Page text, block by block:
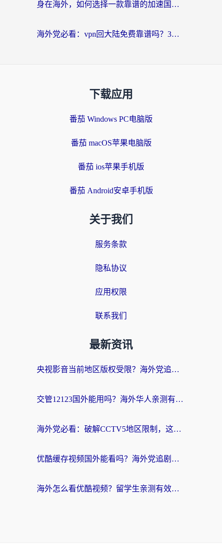
身在海外，如何选择一款靠谱的加速国内网络的加速器？
海外党必看：vpn回大陆免费靠谱吗？3步选对加速器实现无缝刷国内资源
下载应用
番茄 Windows PC电脑版
番茄 macOS苹果电脑版
番茄 ios苹果手机版
番茄 Android安卓手机版
关于我们
服务条款
隐私协议
应用权限
联系我们
最新资讯
央视影音当前地区版权受限？海外党追剧看片的终极解决方案来了
交管12123国外能用吗？海外华人亲测有效的回国加速器选择指南
海外党必看：破解CCTV5地区限制，这样看欧洲杯奥运直播才够爽！
优酷缓存视频国外能看吗？海外党追剧看片的终极解决方案来了
海外怎么看优酷视频？留学生亲测有效的回国加速器选择指南